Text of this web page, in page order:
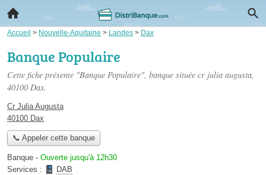
Accueil > Nouvelle-Aquitaine > Landes > Dax
Banque Populaire
Cette fiche présente "Banque Populaire", banque située cr julia augusta,
40100 Dax.
Cr Julia Augusta
40100 Dax
📞 Appeler cette banque
Banque - Ouverte jusqu'à 12h30
Services :
DAB